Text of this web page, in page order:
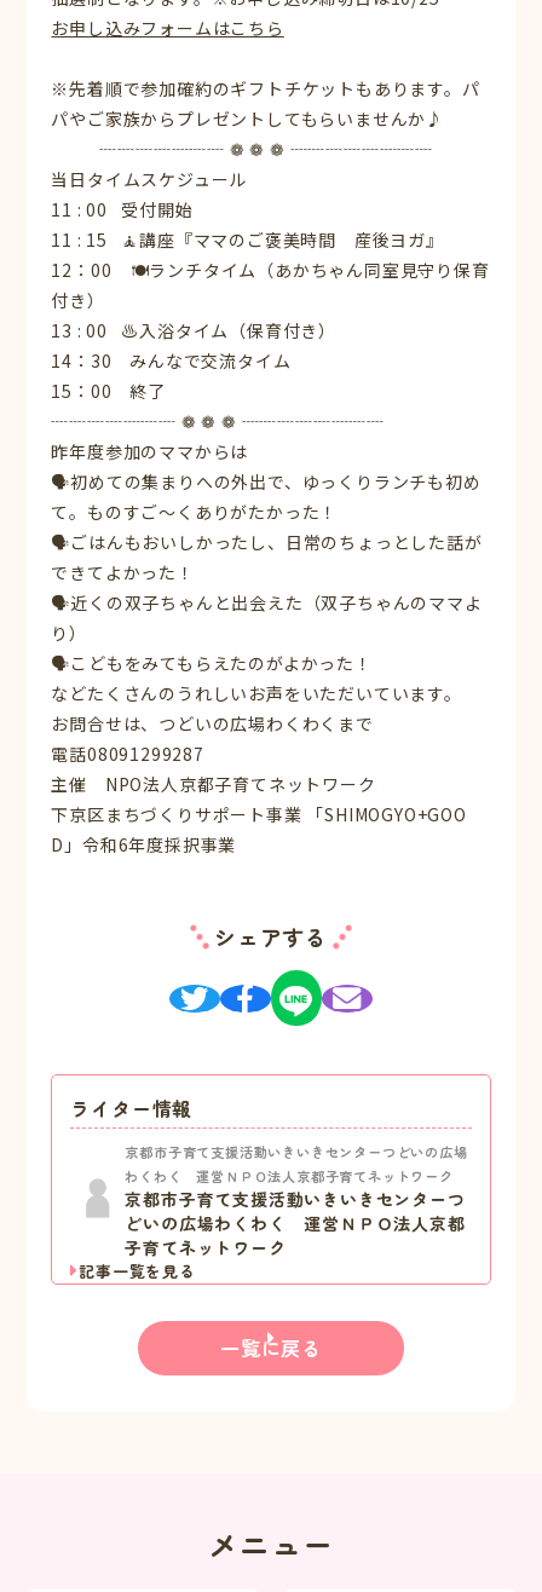
お申し込みフォームはこちら
※先着順で参加確約のギフトチケットもあります。 パ
パやご家族からプレゼントしてもらいませんか♪
┈┈┈┈┈┈┈ ❁ ❁ ❁ ┈┈┈┈┈┈┈┈
当日タイムスケジュール
11 : 00
受付開始
11 : 15
🧘講座『ママのご褒美時間 産後ヨガ』
12：00
🍽️ランチタイム（あかちゃん同室見守り保育
付き）
13 : 00
♨️入浴タイム（保育付き）
14：30 みんなで交流タイム
15：00 終了
┈┈┈┈┈┈┈ ❁ ❁ ❁ ┈┈┈┈┈┈┈┈
昨年度参加のママからは
🗣️初めての集まりへの外出で、ゆっくりランチも初め
て。ものすご〜くありがたかった！
🗣️ごはんもおいしかったし、日常のちょっとした話が
できてよかった！
🗣️近くの双子ちゃんと出会えた（双子ちゃんのママよ
り）
🗣️こどもをみてもらえたのがよかった！
などたくさんのうれしいお声をいただいています。
お問合せは、つどいの広場わくわくまで
電話08091299287
主催 NPO法人京都子育てネットワーク
下京区まちづくりサポート事業 「SHIMOGYO+GOO
D」令和6年度採択事業
シェアする
ライター情報
京都市子育て支援活動いきいきセンターつどいの広場
わくわく 運営ＮＰＯ法人京都子育てネットワーク
京都市子育て支援活動いきいきセンターつ
どいの広場わくわく 運営ＮＰＯ法人京都
子育てネットワーク
記事一覧を見る
一覧に戻る
メニュー